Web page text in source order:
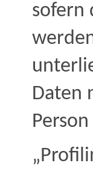
sofern
Daten